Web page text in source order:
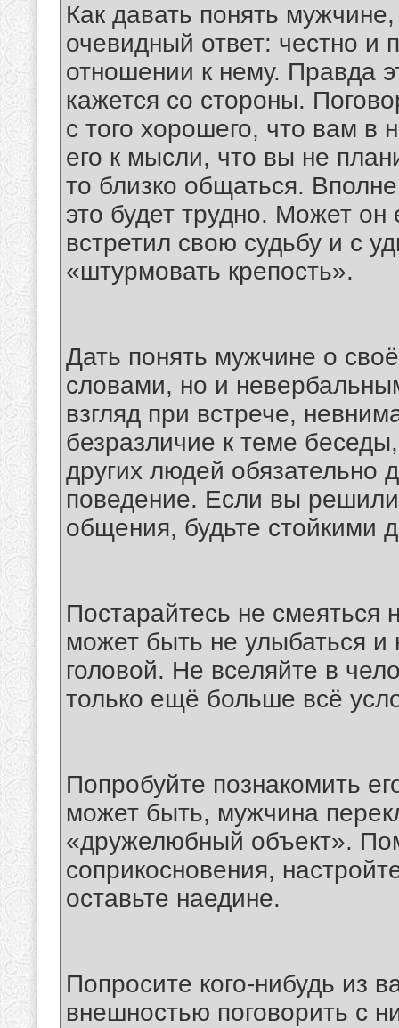
Как давать понять
очевидный ответ: честно и
отношении к нему. Правда
кажется со стороны.
с того хорошего, что вам в
его к мысли, что вы не
то близко общаться.
это будет трудно. Может
встретил свою судьбу и с
«штурмовать крепость».
Дать понять мужчине о
словами, но и
взгляд при встрече,
безразличие к теме
других людей обязательно
поведение. Если вы
общения, будьте стойкими
Постарайтесь не смеяться
может быть не улыбаться и
головой. Не вселяйте в
только ещё больше всё
Попробуйте познакомить
может быть, мужчина
«дружелюбный объект».
соприкосновения,
оставьте наедине.
Попросите кого-нибудь из
внешностью поговорить с